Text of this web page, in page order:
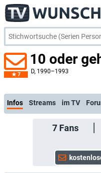
7
10 oder
D, 1990–1993
Infos Streams im TV
7Fans